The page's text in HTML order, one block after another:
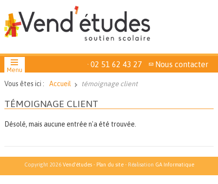
02 51 62 43 27 Nous contacter
Vous êtes ici : Accueil témoignage client
TÉMOIGNAGE CLIENT
Désolé, mais aucune entrée n'a été trouvée.
Copyright 2026 Vend'études- Plan du site- Réalisation GA Informatique
Menu